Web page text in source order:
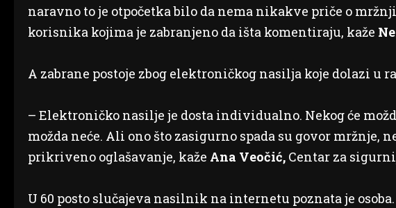
naravno to je otpočetka bilo da nema nikakve priče o
korisnika kojima je zabranjeno da išta komentiraju, kaže
A zabrane postoje zbog elektroničkog nasilja koje dolazi u
– Elektroničko nasilje je dosta individualno. Nekog će
možda neće. Ali ono što zasigurno spada su govor mržnje,
prikriveno oglašavanje, kaže Ana Veočić, Centar za
U 60 posto slučajeva nasilnik na internetu poznata je